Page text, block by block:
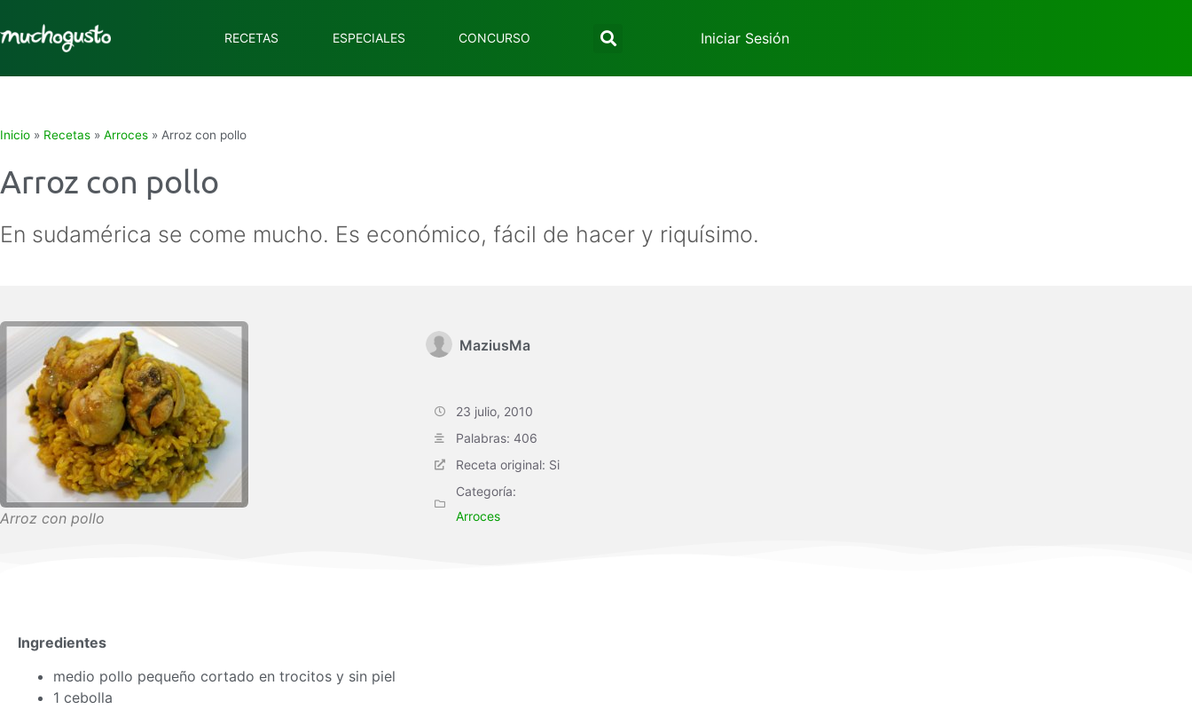
RECETAS ESPECIALES CONCURSO Iniciar Sesión
Inicio » Recetas » Arroces » Arroz con pollo
Arroz con pollo
En sudamérica se come mucho. Es económico, fácil de hacer y riquísimo.
Arroz con pollo
MaziusMa
23 julio, 2010
Palabras: 406
Receta original: Si
Categoría:
Arroces
Ingredientes
medio pollo pequeño cortado en trocitos y sin piel
1 cebolla